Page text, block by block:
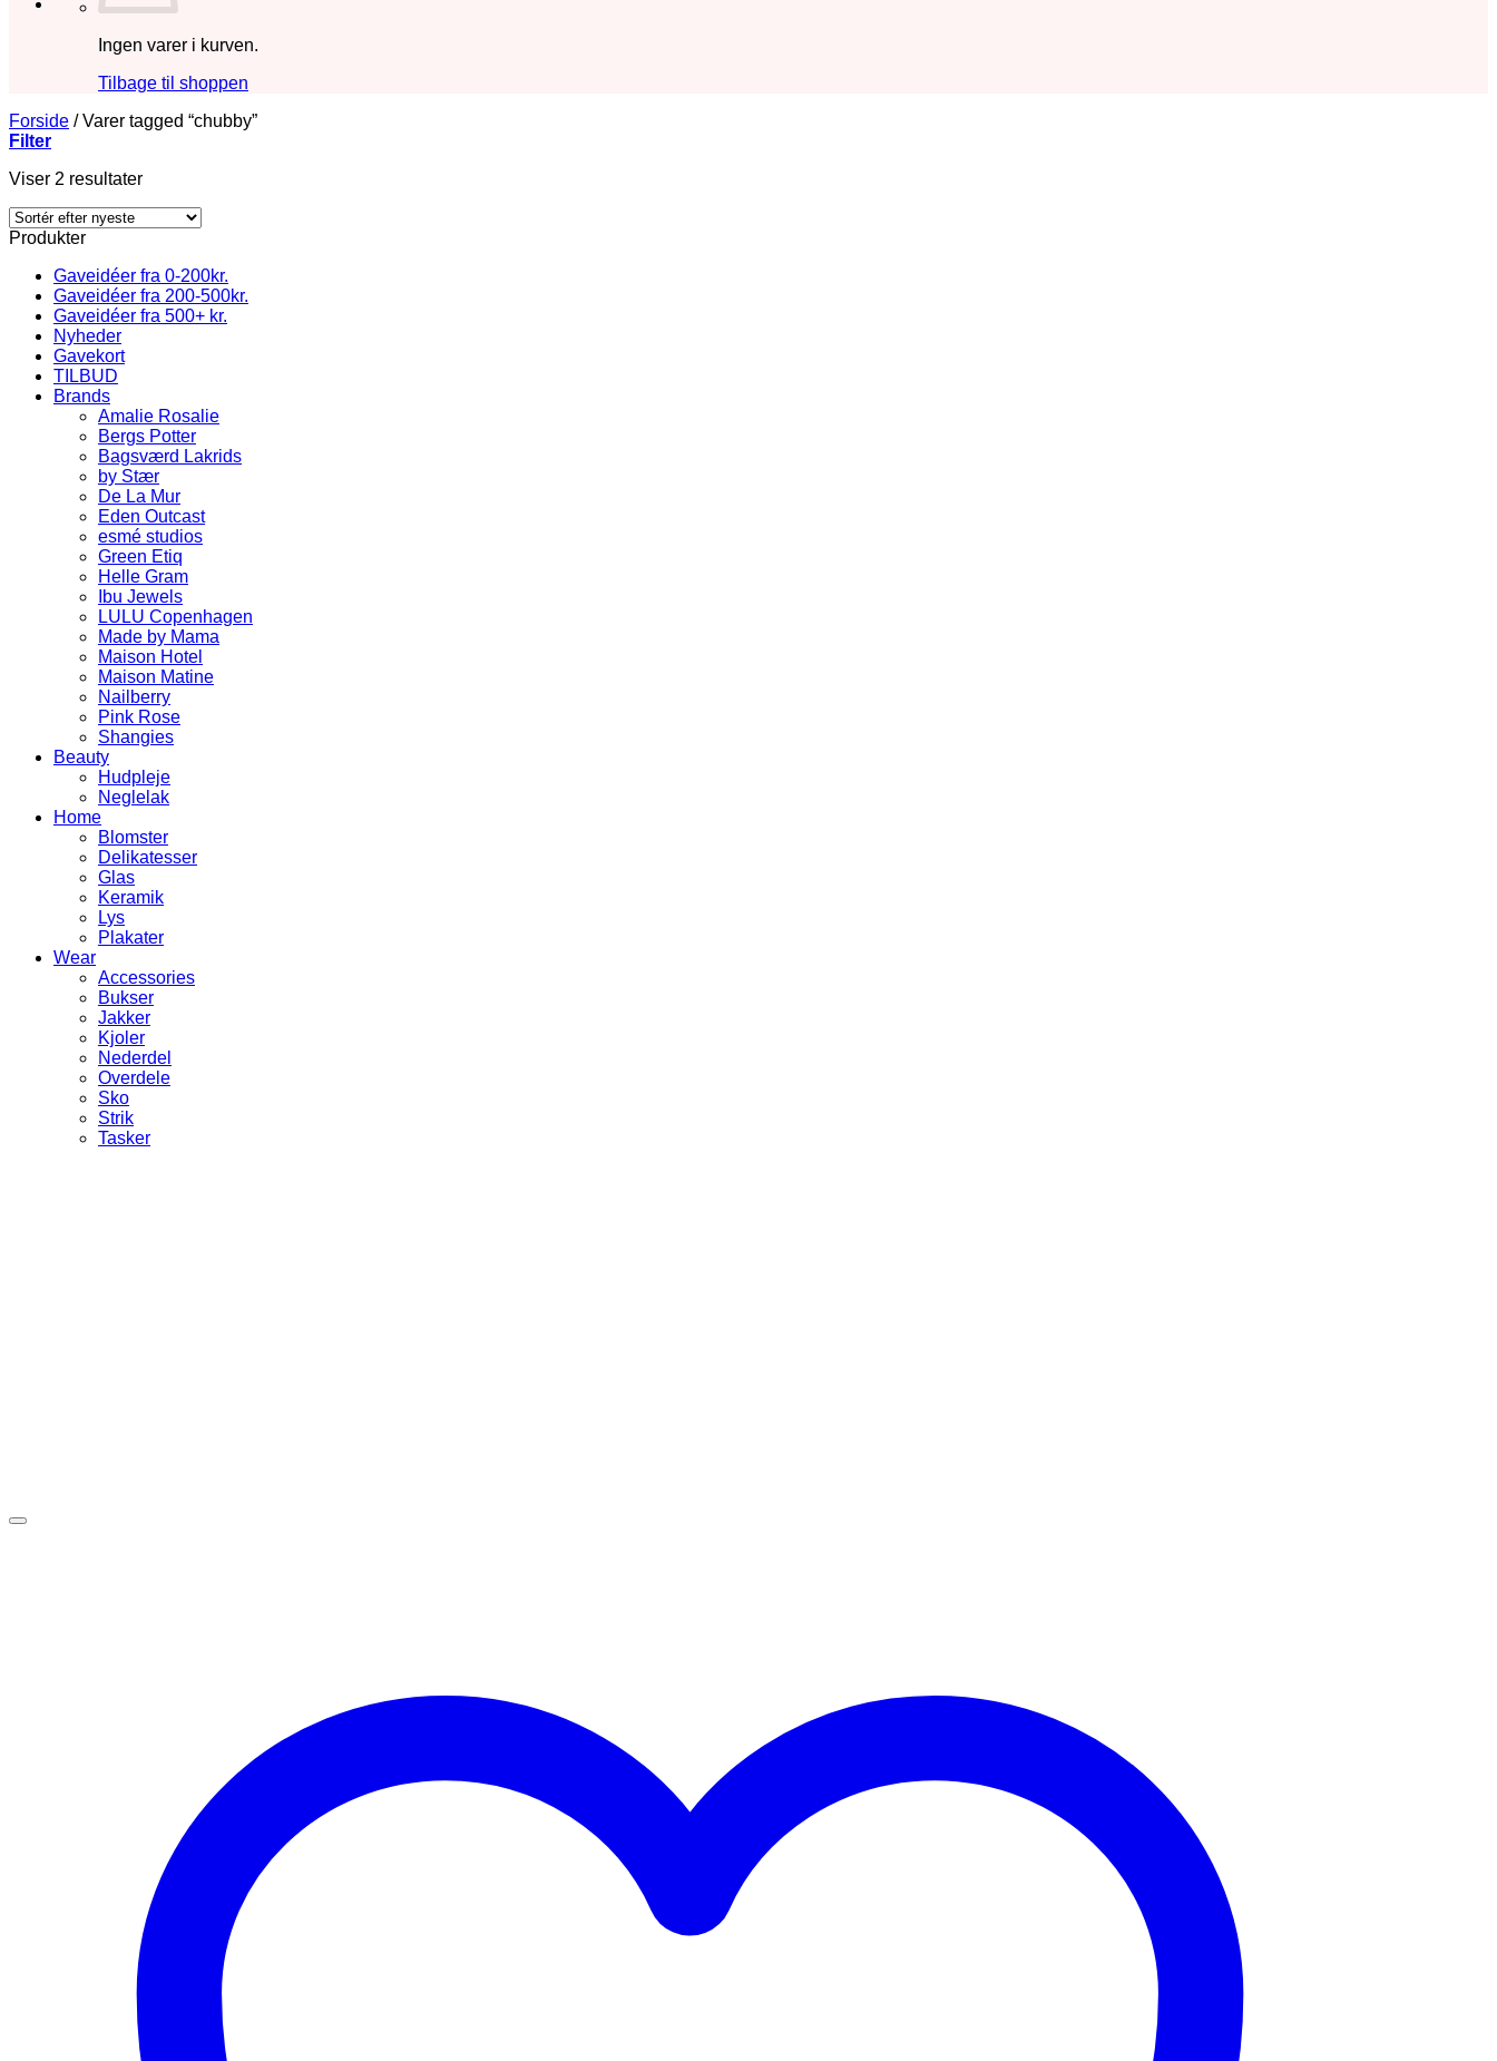
Ingen varer i kurven.
Tilbage til shoppen
Forside /Varer tagged “chubby”
Filter
Viser 2 resultaterSorteret
seneste
Produkter
Gaveidéer fra 0-200kr.
Gaveidéer fra 200-500kr.
Gaveidéer fra 500+ kr.
Nyheder
Gavekort
TILBUD
Brands
Amalie Rosalie
Bergs Potter
Bagsværd Lakrids
by Stær
De La Mur
Eden Outcast
esmé studios
Green Etiq
Helle Gram
Ibu Jewels
LULU Copenhagen
Made by Mama
Maison Hotel
Maison Matine
Nailberry
Pink Rose
Shangies
Beauty
Hudpleje
Neglelak
Home
Blomster
Delikatesser
Glas
Keramik
Lys
Plakater
Wear
Accessories
Bukser
Jakker
Kjoler
Nederdel
Overdele
Sko
Strik
Tasker